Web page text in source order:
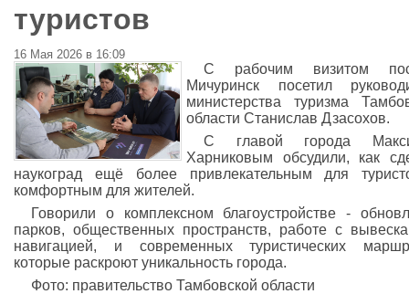
туристов
16 Мая 2026 в 16:09
С рабочим визитом
Мичуринск посетил
министерства туризма
области Станислав Дзасохов.
С главой города
Харниковым обсудили, как
наукоград ещё более привлекательным для
комфортным для жителей.
Говорили о комплексном благоустройстве -
парков, общественных пространств, работе с
навигацией, и современных туристических
которые раскроют уникальность города.
Фото: правительство Тамбовской области